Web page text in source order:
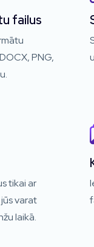
failus
PNG,
tikai ar
varat
laikā.